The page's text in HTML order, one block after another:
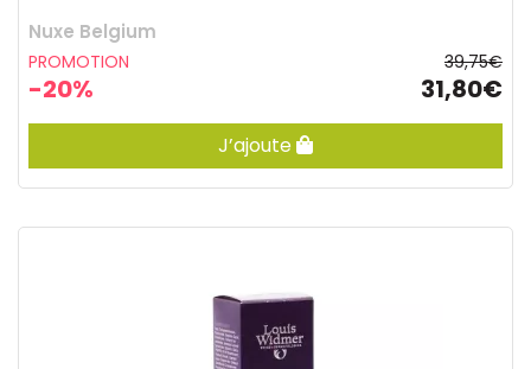
Nuxe Belgium
PROMOTION
-20%
39,75€
31,80€
J’ajoute